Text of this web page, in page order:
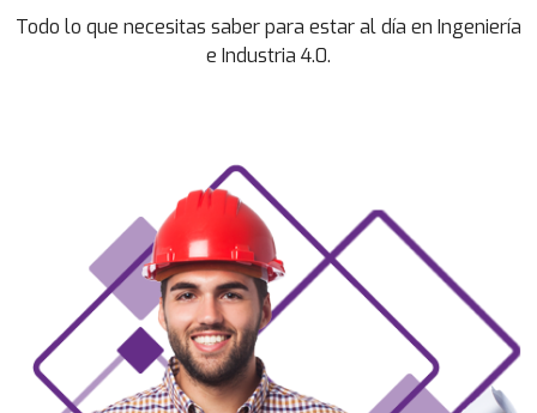
Todo lo que necesitas saber para estar al día en Ingeniería
e Industria 4.0.